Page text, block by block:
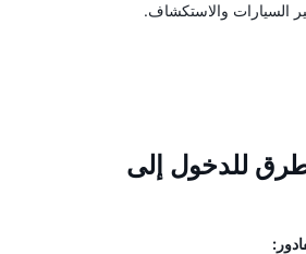
السيارات والاستكشاف.
للدخول إلى